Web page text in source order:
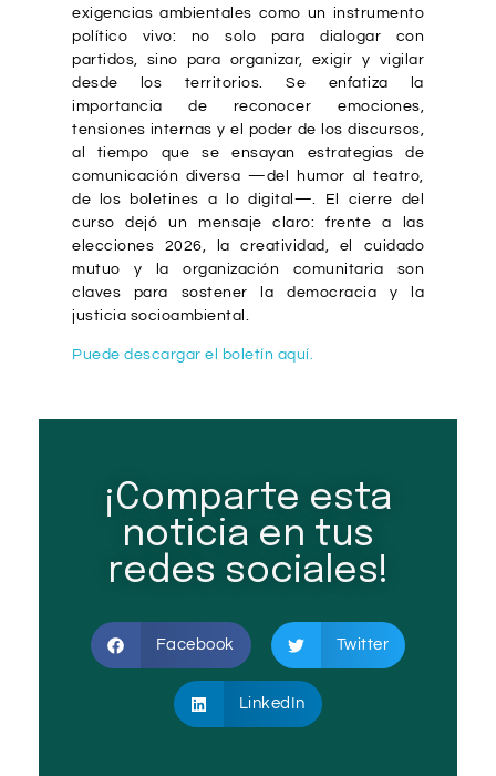
exigencias ambientales como un instrumento
político vivo: no solo para dialogar con
partidos, sino para organizar, exigir y vigilar
desde los territorios. Se enfatiza la
importancia de reconocer emociones,
tensiones internas y el poder de los discursos,
al tiempo que se ensayan estrategias de
comunicación diversa —del humor al teatro,
de los boletines a lo digital—. El cierre del
curso dejó un mensaje claro: frente a las
elecciones 2026, la creatividad, el cuidado
mutuo y la organización comunitaria son
claves para sostener la democracia y la
justicia socioambiental.
Puede descargar el boletín aquí.
¡Comparte esta
noticia en tus
redes sociales!
Facebook Twitter
LinkedIn